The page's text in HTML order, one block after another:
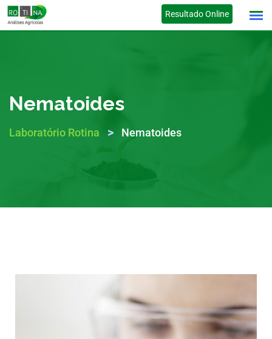
Resultado Online
Nematoides
Laboratório Rotina > Nematoides